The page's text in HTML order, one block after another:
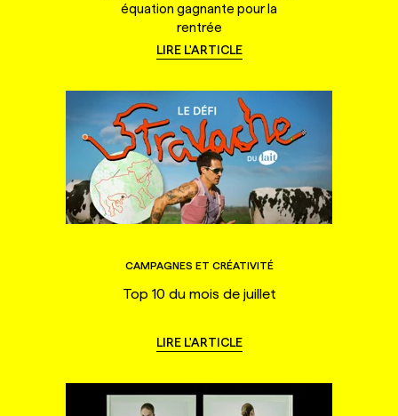
équation gagnante pour la
rentrée
LIRE L'ARTICLE
CAMPAGNES ET CRÉATIVITÉ
Top 10 du mois de juillet
LIRE L'ARTICLE